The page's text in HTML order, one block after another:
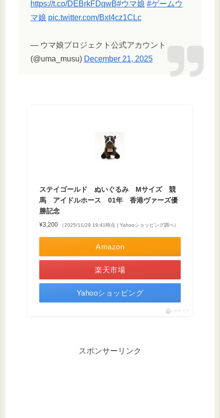
https://t.co/DEBrkFDqwB#ウマ娘 #ゲームウ
マ娘 pic.twitter.com/Bxt4cz1CLc
— ウマ娘プロジェクト公式アカウント
(@uma_musu) December 21, 2025
ステイゴールド ぬいぐるみ Mサイズ 競
馬 アイドルホース 01年 香港ヴァーズ優
勝記念
¥3,200 （2025/11/29 19:41時点 | Yahooショッピング調べ）
Amazon
楽天市場
Yahooショッピング
ポチップ
スポンサーリンク